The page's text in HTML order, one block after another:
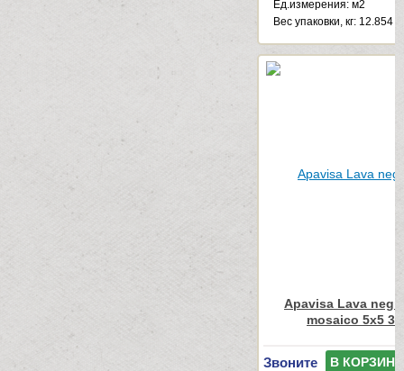
Ед.измерения: м2
Веc упаковки, кг: 12.854
Apavisa Lava
mosaico 5x5
Звоните В КОРЗИНУ